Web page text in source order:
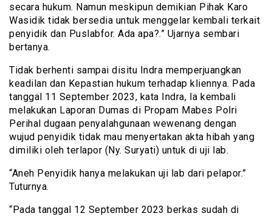
secara hukum. Namun meskipun demikian Pihak Karo
Wasidik tidak bersedia untuk menggelar kembali terkait
penyidik dan Puslabfor. Ada apa?.” Ujarnya sembari
bertanya.
Tidak berhenti sampai disitu Indra memperjuangkan
keadilan dan Kepastian hukum terhadap kliennya. Pada
tanggal 11 September 2023, kata Indra, Ia kembali
melakukan Laporan Dumas di Propam Mabes Polri
Perihal dugaan penyalahgunaan wewenang dengan
wujud penyidik tidak mau menyertakan akta hibah yang
dimiliki oleh terlapor (Ny. Suryati) untuk di uji lab.
“Aneh Penyidik hanya melakukan uji lab dari pelapor.”
Tuturnya.
“Pada tanggal 12 September 2023 berkas sudah di